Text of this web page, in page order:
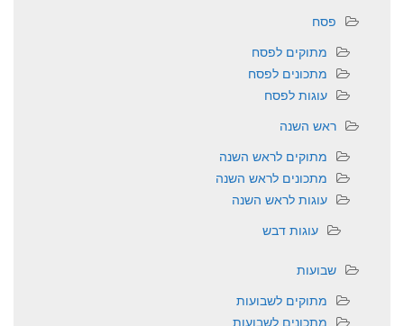
פסח
מתוקים לפסח
מתכונים לפסח
עוגות לפסח
ראש השנה
מתוקים לראש השנה
מתכונים לראש השנה
עוגות לראש השנה
עוגות דבש
שבועות
מתוקים לשבועות
מתכונים לשבועות